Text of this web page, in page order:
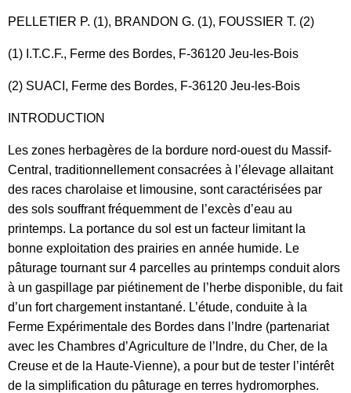
PELLETIER P. (1), BRANDON G. (1), FOUSSIER T. (2)
(1) I.T.C.F., Ferme des Bordes, F-36120 Jeu-les-Bois
(2) SUACI, Ferme des Bordes, F-36120 Jeu-les-Bois
INTRODUCTION
Les zones herbagères de la bordure nord-ouest du Massif-
Central, traditionnellement consacrées à l’élevage allaitant
des races charolaise et limousine, sont caractérisées par
des sols souffrant fréquemment de l’excès d’eau au
printemps. La portance du sol est un facteur limitant la
bonne exploitation des prairies en année humide. Le
pâturage tournant sur 4 parcelles au printemps conduit alors
à un gaspillage par piétinement de l’herbe disponible, du fait
d’un fort chargement instantané. L’étude, conduite à la
Ferme Expérimentale des Bordes dans l’Indre (partenariat
avec les Chambres d’Agriculture de l’lndre, du Cher, de la
Creuse et de la Haute-Vienne), a pour but de tester l’intérêt
de la simplification du pâturage en terres hydromorphes.